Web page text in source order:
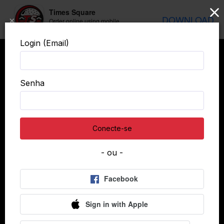
×
Times Square
Order online using mobile
DOWNLOAD
Login (Email)
Senha
Conecte-se
- ou -